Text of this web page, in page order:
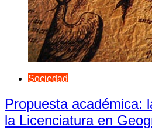
Sociedad
Propuesta académica:
la Licenciatura en